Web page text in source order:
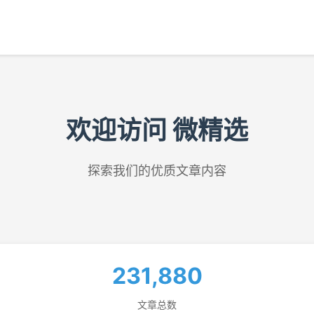
欢迎访问 微精选
探索我们的优质文章内容
231,880
文章总数